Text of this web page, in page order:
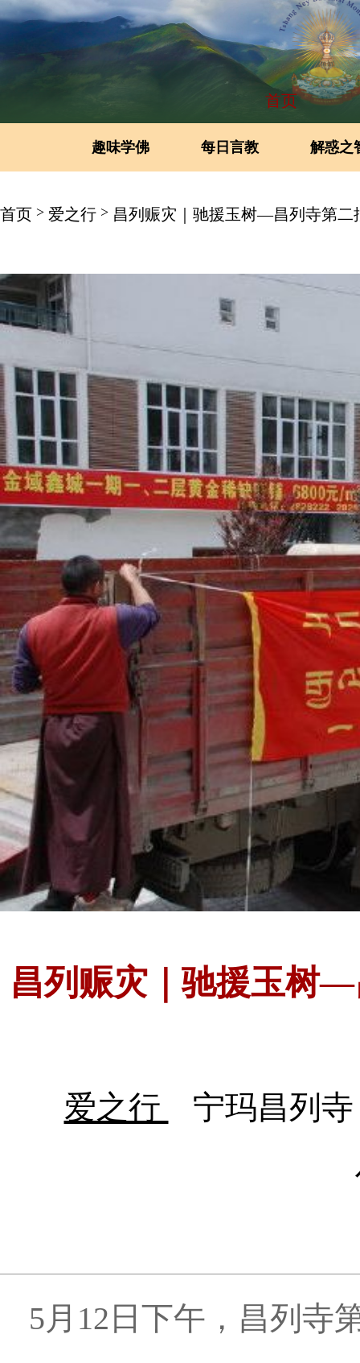
首页
趣味学佛 每日言教 解惑之
首页 > 爱之行 > 昌列赈灾｜驰援玉树—昌列寺第二
昌列赈灾｜驰援玉树
爱之行
宁玛昌列寺
5月12日下午，昌列寺